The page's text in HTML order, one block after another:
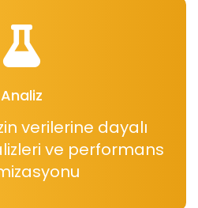
Analiz
verilerine dayalı
ve performans